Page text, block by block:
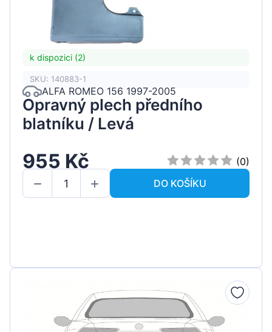
k dispozici (2)
SKU: 140883-1
ALFA ROMEO 156 1997-2005
Opravný plech předního
blatníku / Levá
955 Kč
(0)
DO KOŠÍKU